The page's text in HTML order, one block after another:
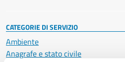
CATEGORIE DI SERVIZIO
Ambiente
Anagrafe e stato civile